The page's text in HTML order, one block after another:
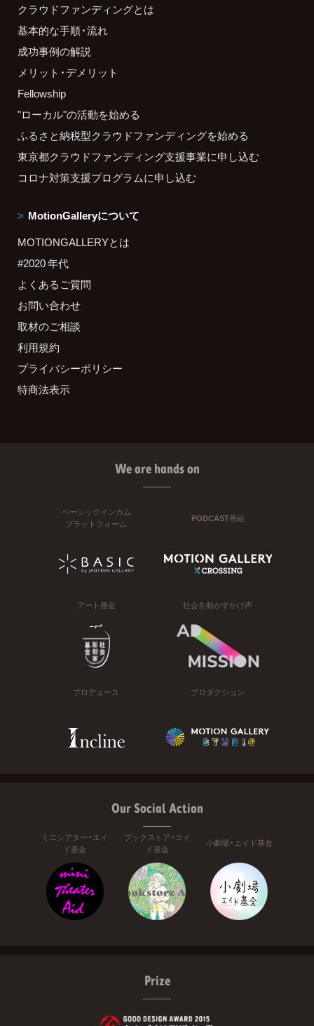
クラウドファンディングとは
基本的な手順・流れ
成功事例の解説
メリット・デメリット
Fellowship
"ローカル"の活動を始める
ふるさと納税型クラウドファンディングを始める
東京都クラウドファンディング支援事業に申し込む
コロナ対策支援プログラムに申し込む
MotionGalleryについて
MOTIONGALLERYとは
#2020 年代
よくあるご質問
お問い合わせ
取材のご相談
利用規約
プライバシーポリシー
特商法表示
We are hands on
ベーシックインカム
プラットフォーム
PODCAST番組
アート基金 社会を動かすかけ声
プロデュース プロダクション
Our Social Action
ミニシアター・エイ
ド基金
ブックストア・エイ
ド基金
小劇場・エイド基金
Prize